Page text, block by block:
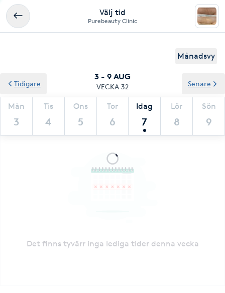
Välj tid
Purebeauty Clinic
Månadsvy
3 - 9 AUG
VECKA 32
Mån
3
Tis
4
Ons
5
Tor
6
Idag
7
Lör
8
Sön
9
Tidigare Senare
Det finns tyvärr inga lediga tider denna vecka